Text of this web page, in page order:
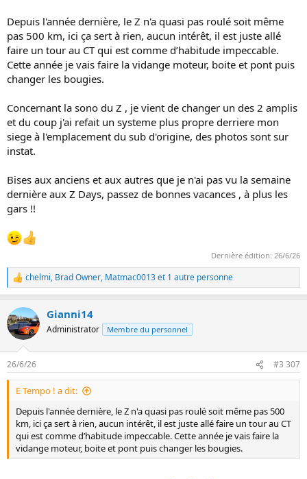
Depuis l'année dernière, le Z n'a quasi pas roulé soit même
pas 500 km, ici ça sert à rien, aucun intérêt, il est juste allé
faire un tour au CT qui est comme d’habitude impeccable.
Cette année je vais faire la vidange moteur, boite et pont puis
changer les bougies.
Concernant la sono du Z , je vient de changer un des 2 amplis
et du coup j'ai refait un systeme plus propre derriere mon
siege à l'emplacement du sub d'origine, des photos sont sur
instat.
Bises aux anciens et aux autres que je n'ai pas vu la semaine
dernière aux Z Days, passez de bonnes vacances , à plus les
gars !!
Dernière édition: 26/6/26
L
e
r
é
a
i
o
chelmi, Brad Owner, Matmac0013et 1 autre personne
Gianni14
Administrator Membre du personnel
26/6/26 #3 307
E Tempo ! a dit:
Depuis l'année dernière, le Z n'a quasi pas roulé soit même pas 500
km, ici ça sert à rien, aucun intérêt, il est juste allé faire un tour au CT
qui est comme d’habitude impeccable. Cette année je vais faire la
vidange moteur, boite et pont puis changer les bougies.